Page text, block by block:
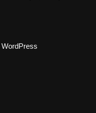
WordPress